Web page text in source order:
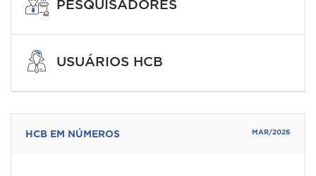
PESQUISADORES
USUÁRIOS HCB
HCB EM NÚMEROS MAR/2026